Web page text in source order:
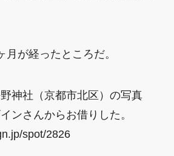
が経ったところだ。
神社（京都市北区）の写真
ンさんからお借りした。
spot/2826